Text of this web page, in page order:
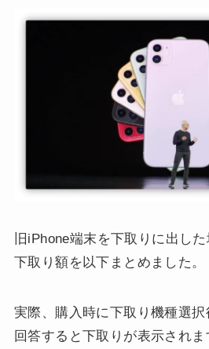
旧iPhone端末を下取りに出し
下取り額を以下まとめました。
実際、購入時に下取り機種選
回答すると下取りが表示され